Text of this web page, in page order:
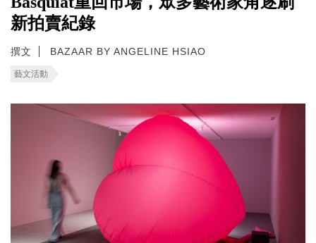
新拍賣紀錄
撰文 BAZAAR BY ANGELINE HSIAO
藝文活動